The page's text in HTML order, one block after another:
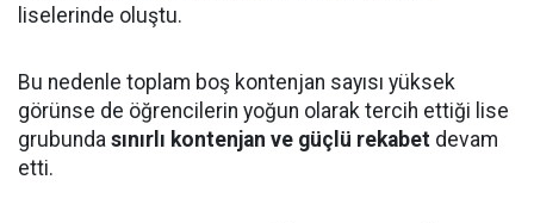
liselerinde oluştu.
Bu nedenle toplam boş kontenjan sayısı yüksek
görünse de öğrencilerin yoğun olarak tercih ettiği lise
grubunda sınırlı kontenjan ve güçlü rekabet devam
etti.